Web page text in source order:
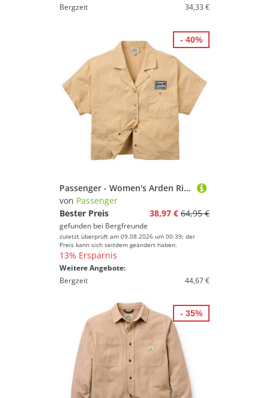
Bergzeit
34,33 €
Passenger - Women's Arden Ripstop S/S Shirt - Bluse Gr M beige
von Passenger
Bester Preis
38,97 € 64,95 €
gefunden bei Bergfreunde
zuletzt überprüft am 09.08.2026 um 00:39; der
Preis kann sich seitdem geändert haben.
13% Ersparnis
Weitere Angebote:
Bergzeit
44,67 €
- 40%
- 35%